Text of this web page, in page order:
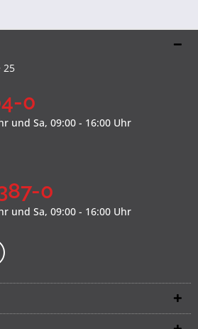
25
0
und Sa, 09:00 - 16:00 Uhr
0
und Sa, 09:00 - 16:00 Uhr